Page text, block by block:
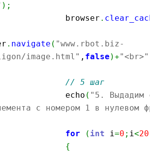
) ;
browser .
. navigate ( "www.rbot.biz-
image.html" , false )+"<br>"
// 5 шаг
			echo
( "5. Выдадим
с номером 1 в нулевом
for
( int i=0 ; i<20
{